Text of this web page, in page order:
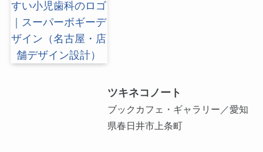
ツキネコノート
ブックカフェ・ギャラリー／愛知
県春日井市上条町